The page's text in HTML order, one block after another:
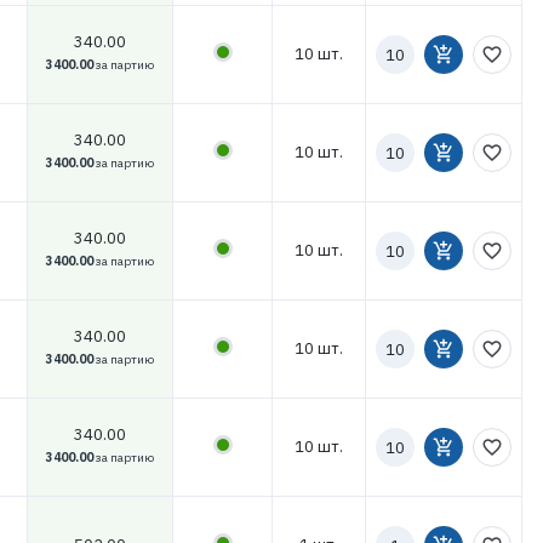
340.00
3400.00за партию
10 шт.
Количество
к
add_shopping_cart favorite_border
340.00
3400.00за партию
10 шт.
Количество
к
add_shopping_cart favorite_border
340.00
3400.00за партию
10 шт.
Количество
к
add_shopping_cart favorite_border
340.00
3400.00за партию
10 шт.
Количество
к
add_shopping_cart favorite_border
340.00
3400.00за партию
10 шт.
Количество
к
add_shopping_cart favorite_border
Количество